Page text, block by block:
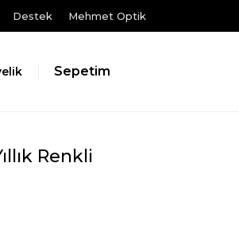
Destek Mehmet Optik
Sepetim
Renkli